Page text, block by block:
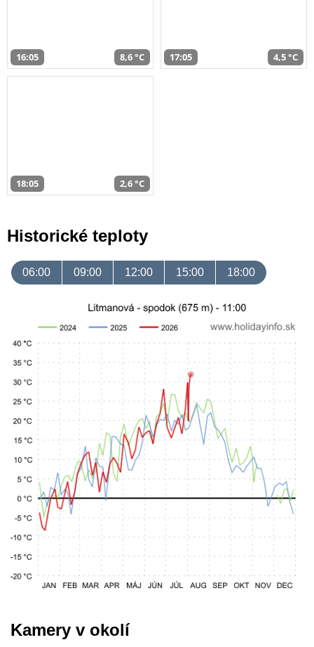
16:05 8,6 °C 17:05 4,5 °C
18:05 2,6 °C
Historické teploty
06:00 09:00 12:00 15:00 18:00
Kamery v okolí